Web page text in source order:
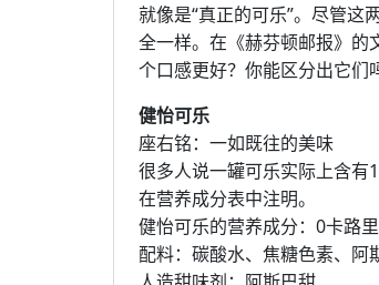
就像是“真正的可乐”。尽管这
全一样。在《赫芬顿邮报》的
个口感更好？你能区分出它们
健怡可乐
座右铭：一如既往的美味
很多人说一罐可乐实际上含有
在营养成分表中注明。
健怡可乐的营养成分：0卡路
配料：碳酸水、焦糖色素、阿